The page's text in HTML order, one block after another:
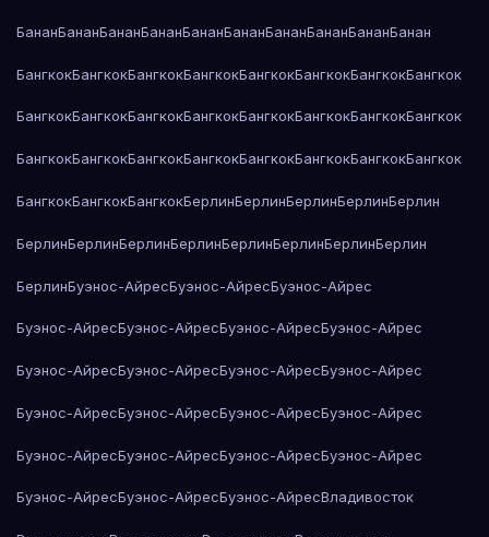
БананБананБананБананБананБананБананБананБананБанан
БангкокБангкокБангкокБангкокБангкокБангкокБангкокБангкок
БангкокБангкокБангкокБангкокБангкокБангкокБангкокБангкок
БангкокБангкокБангкокБангкокБангкокБангкокБангкокБангкок
БангкокБангкокБангкокБерлинБерлинБерлинБерлинБерлин
БерлинБерлинБерлинБерлинБерлинБерлинБерлинБерлин
БерлинБуэнос-АйресБуэнос-АйресБуэнос-Айрес
Буэнос-АйресБуэнос-АйресБуэнос-АйресБуэнос-Айрес
Буэнос-АйресБуэнос-АйресБуэнос-АйресБуэнос-Айрес
Буэнос-АйресБуэнос-АйресБуэнос-АйресБуэнос-Айрес
Буэнос-АйресБуэнос-АйресБуэнос-АйресБуэнос-Айрес
Буэнос-АйресБуэнос-АйресБуэнос-АйресВладивосток